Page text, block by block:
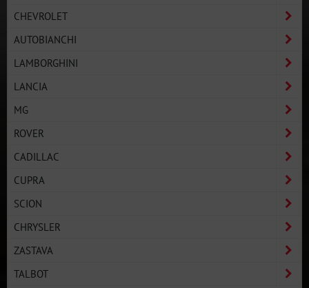
CHEVROLET
AUTOBIANCHI
LAMBORGHINI
LANCIA
MG
ROVER
CADILLAC
CUPRA
SCION
CHRYSLER
ZASTAVA
TALBOT